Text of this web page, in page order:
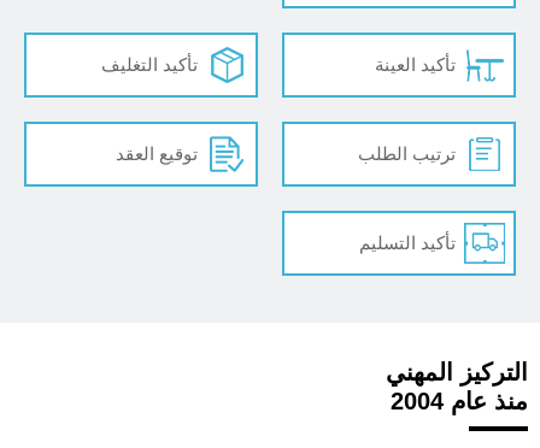
تأكيد العينة تأكيد التغليف
ترتيب الطلب توقيع العقد
تأكيد التسليم
التركيز المهني
منذ عام 2004